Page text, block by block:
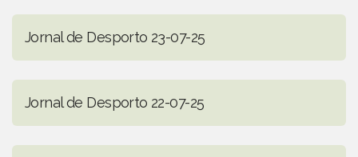
Jornal de Desporto 23-07-25
Jornal de Desporto 22-07-25